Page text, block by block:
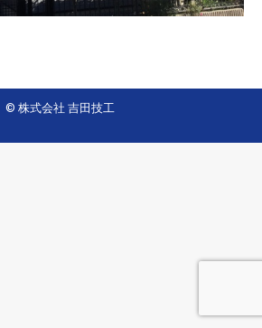
© 株式会社 吉田技工